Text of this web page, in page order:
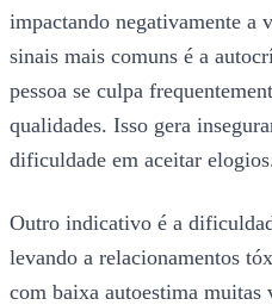
impactando negativamente a
sinais mais comuns é a
pessoa se culpa
qualidades. Isso gera
dificuldade em aceitar
Outro indicativo é a
levando a relacionamentos
com baixa autoestima muitas